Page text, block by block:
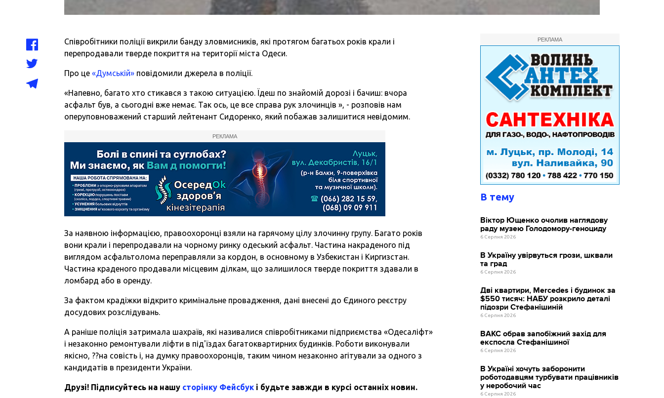
Співробітники поліції викрили банду зловмисників, які протягом багатьох років крали і
перепродавали тверде покриття на території міста Одеси.
Про це«Думській» повідомили джерела в поліції.
«Напевно, багато хто стикався з такою ситуацією. Їдеш по знайомій дорозі і бачиш: вчора
асфальт був, а сьогодні вже немає. Так ось, це все справа рук злочинців », - розповів нам
оперуповноважений старший лейтенант Сидоренко, який побажав залишитися невідомим.
РЕКЛАМА
За наявною інформацією, правоохоронці взяли на гарячому цілу злочинну групу. Багато років
вони крали і перепродавали на чорному ринку одеський асфальт. Частина накраденого під
виглядом асфальтолома переправляли за кордон, в основному в Узбекистан і Киргизстан.
Частина краденого продавали місцевим ділкам, що залишилося тверде покриття здавали в
ломбард або в оренду.
За фактом крадіжки відкрито кримінальне провадження, дані внесені до Єдиного реєстру
досудових розслідувань.
А раніше поліція затримала шахраїв, які називалися співробітниками підприємства «Одесаліфт»
і незаконно ремонтували ліфти в під'їздах багатоквартирних будинків. Роботи виконували
якісно, ??на совість і, на думку правоохоронців, таким чином незаконно агітували за одного з
кандидатів в президенти України.
Друзі! Підписуйтесь на нашу сторінку Фейсбук і будьте завжди в курсі останніх новин.
РЕКЛАМА
В тему
Віктор Ющенко очолив наглядову
раду музею Голодомору-геноциду
6 Серпня 2026
В Україну увірвуться грози, шквали
та град
6 Серпня 2026
Дві квартири, Mercedes і будинок за
$550 тисяч: НАБУ розкрило деталі
підозри Стефанішиній
6 Серпня 2026
ВАКС обрав запобіжний захід для
експосла Стефанішиної
6 Серпня 2026
В Україні хочуть заборонити
роботодавцям турбувати працівників
у неробочий час
6 Серпня 2026